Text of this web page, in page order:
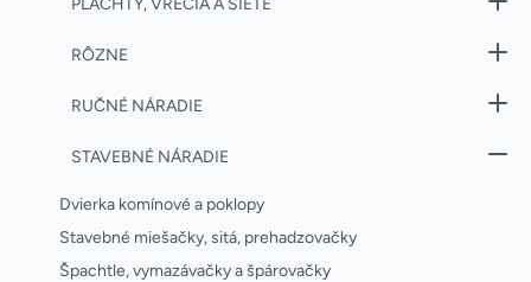
PLACHTY, VRECIA A SIETE
RÔZNE
RUČNÉ NÁRADIE
STAVEBNÉ NÁRADIE
Dvierka komínové a poklopy
Stavebné miešačky, sitá, prehadzovačky
Špachtle, vymazávačky a špárovačky